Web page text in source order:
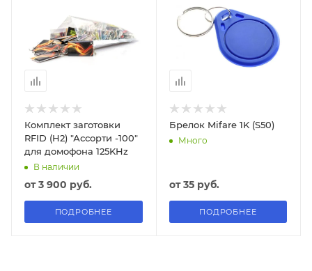
Комплект заготовки
RFID (H2) "Ассорти -100"
для домофона 125KHz
В наличии
от3 900 руб.
ПОДРОБНЕЕ
Брелок Mifare 1K (S50)
Много
от35 руб.
ПОДРОБНЕЕ